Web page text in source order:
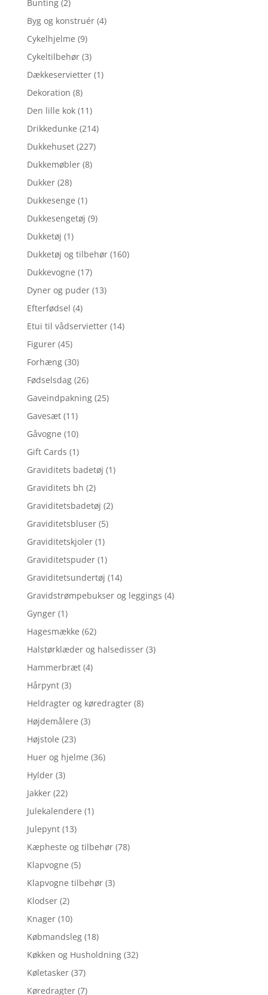
Bunting (2)
Byg og konstruér (4)
Cykelhjelme (9)
Cykeltilbehør (3)
Dækkeservietter (1)
Dekoration (8)
Den lille kok (11)
Drikkedunke (214)
Dukkehuset (227)
Dukkemøbler (8)
Dukker (28)
Dukkesenge (1)
Dukkesengetøj (9)
Dukketøj (1)
Dukketøj og tilbehør (160)
Dukkevogne (17)
Dyner og puder (13)
Efterfødsel (4)
Etui til vådservietter (14)
Figurer (45)
Forhæng (30)
Fødselsdag (26)
Gaveindpakning (25)
Gavesæt (11)
Gåvogne (10)
Gift Cards (1)
Graviditets badetøj (1)
Graviditets bh (2)
Graviditetsbadetøj (2)
Graviditetsbluser (5)
Graviditetskjoler (1)
Graviditetspuder (1)
Graviditetsundertøj (14)
Gravidstrømpebukser og leggings (4)
Gynger (1)
Hagesmække (62)
Halstørklæder og halsedisser (3)
Hammerbræt (4)
Hårpynt (3)
Heldragter og køredragter (8)
Højdemålere (3)
Højstole (23)
Huer og hjelme (36)
Hylder (3)
Jakker (22)
Julekalendere (1)
Julepynt (13)
Kæpheste og tilbehør (78)
Klapvogne (5)
Klapvogne tilbehør (3)
Klodser (2)
Knager (10)
Købmandsleg (18)
Køkken og Husholdning (32)
Køletasker (37)
Køredragter (7)